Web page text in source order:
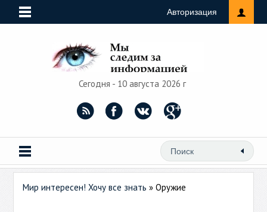
Авторизация
Сегодня - 10 августа 2026 г
Мир интересен! Хочу все знать » Оружие